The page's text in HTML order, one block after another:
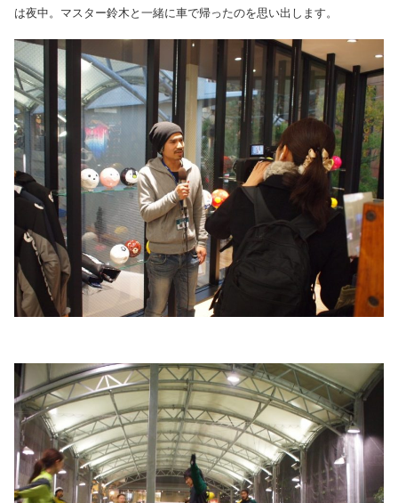
は夜中。マスター鈴木と一緒に車で帰ったのを思い出します。